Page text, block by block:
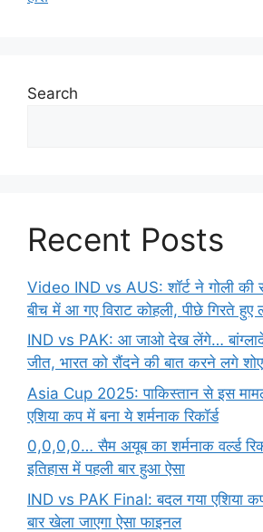
Search
Recent Posts
Video IND vs AUS: शॉर्ट ने गोली की
बीच में आ गए विराट कोहली, पीछे गिरते
IND vs PAK: आ जाओ देख लेंगे…
जीत, भारत को रौंदने की बात करने लगे
Asia Cup 2025: पाकिस्तान से इस मामले
एशिया कप में बना ये शर्मनाक रिकॉर्ड
0,0,0,0… सैम अयूब का शर्मनाक वर्ल्ड
इतिहास में पहली बार हुआ ऐसा
IND vs PAK Final: बदल गया एशिया
बार खेला जाएगा ऐसा फाइनल